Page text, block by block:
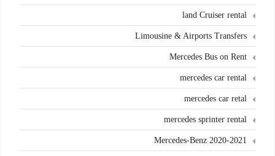
land Cruiser rental
Limousine & Airports Transfers
Mercedes Bus on Rent
mercedes car rental
mercedes car retal
mercedes sprinter rental
Mercedes-Benz 2020-2021